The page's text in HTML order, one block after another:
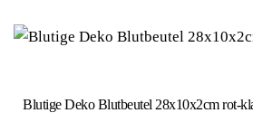
Blutige Deko Blutbeutel 28x10x2cm rot-